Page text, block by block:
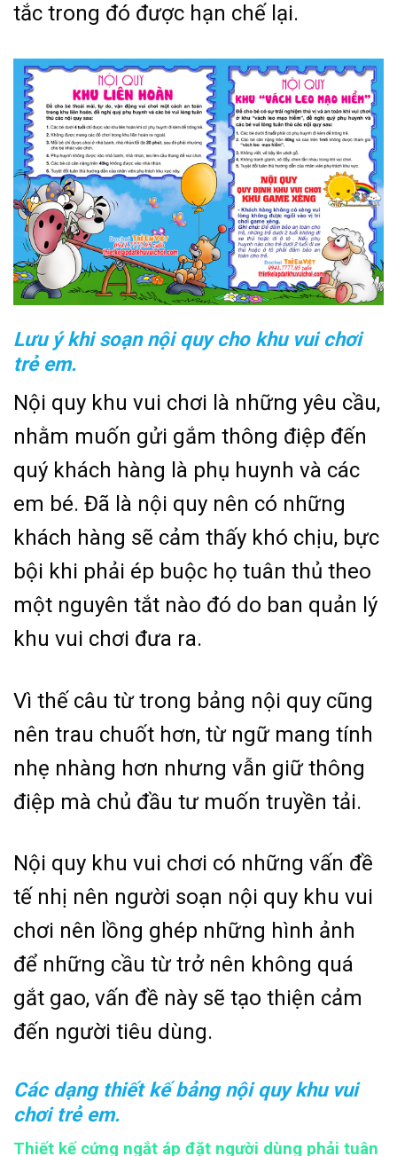
tắc trong đó được hạn chế lại.
Lưu ý khi soạn nội quy cho khu vui chơi
trẻ em.
Nội quy khu vui chơi là những yêu cầu,
nhằm muốn gửi gắm thông điệp đến
quý khách hàng là phụ huynh và các
em bé. Đã là nội quy nên có những
khách hàng sẽ cảm thấy khó chịu, bực
bội khi phải ép buộc họ tuân thủ theo
một nguyên tắt nào đó do ban quản lý
khu vui chơi đưa ra.
Vì thế câu từ trong bảng nội quy cũng
nên trau chuốt hơn, từ ngữ mang tính
nhẹ nhàng hơn nhưng vẫn giữ thông
điệp mà chủ đầu tư muốn truyền tải.
Nội quy khu vui chơi có những vấn đề
tế nhị nên người soạn nội quy khu vui
chơi nên lồng ghép những hình ảnh
để những cầu từ trở nên không quá
gắt gao, vấn đề này sẽ tạo thiện cảm
đến người tiêu dùng.
Các dạng thiết kế bảng nội quy khu vui
chơi trẻ em.
Thiết kế cứng ngắt áp đặt người dùng phải tuân